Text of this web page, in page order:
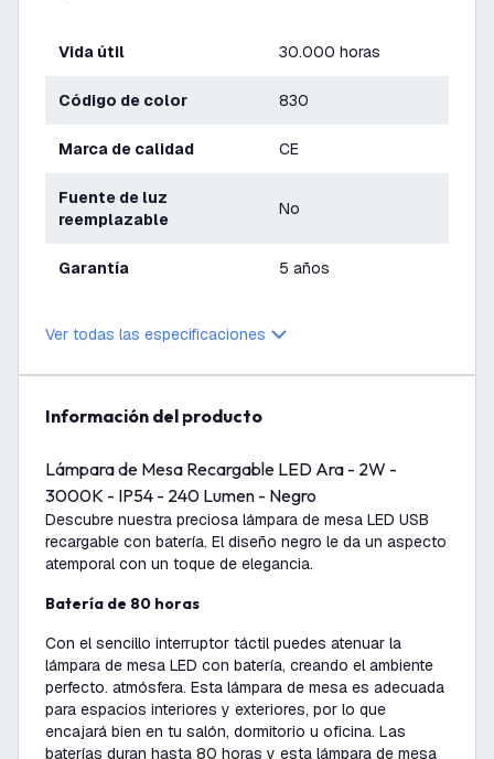
Vida útil 30.000 horas
Código de color 830
Marca de calidad CE
Fuente de luz
reemplazable
No
Garantía 5 años
Ver todas las especificaciones
información del producto
Lámpara de Mesa Recargable LED Ara - 2W -
3000K - IP54 - 240 Lumen - Negro
Descubre nuestra preciosa lámpara de mesa LED USB
recargable con batería. El diseño negro le da un aspecto
atemporal con un toque de elegancia.
Batería de 80 horas
Con el sencillo interruptor táctil puedes atenuar la
lámpara de mesa LED con batería, creando el ambiente
perfecto. atmósfera. Esta lámpara de mesa es adecuada
para espacios interiores y exteriores, por lo que
encajará bien en tu salón, dormitorio u oficina. Las
baterías duran hasta 80 horas y esta lámpara de mesa